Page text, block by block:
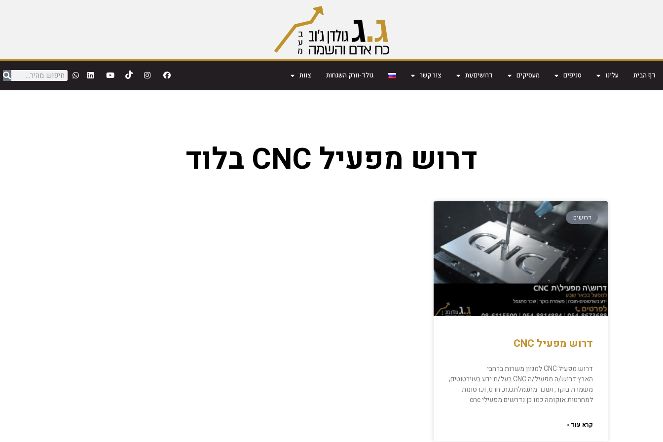
דף הבית עלינו סניפים מעסיקים דרושים/ות צור קשר גולד-וורק השגחות צוות
דרוש מפעיל CNC בלוד
דרושים
דרוש מפעיל CNC
דרוש מפעיל CNC למגוון משרות ברחבי
הארץ דרוש/ה מפעיל/ה CNC בעל/ת ידע בשירטוטים,
משמרת בוקר, ושכר מתגמלתכנת, חרט, וכרסומת
למחרטות אוקומה כמו כן נדרשים מפעילי cnc
קרא עוד »